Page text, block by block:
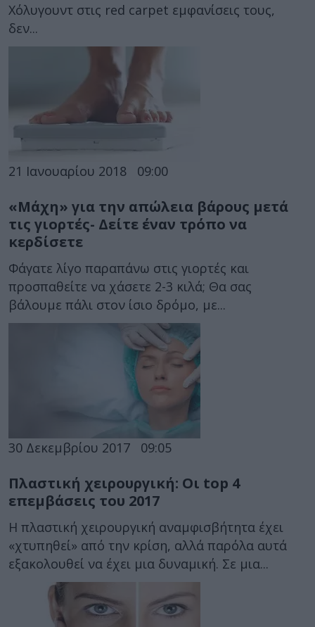
Χόλυγουντ στις red carpet εμφανίσεις τους,
δεν...
21 Ιανουαρίου 2018 09:00
«Μάχη» για την απώλεια βάρους μετά
τις γιορτές- Δείτε έναν τρόπο να
κερδίσετε
Φάγατε λίγο παραπάνω στις γιορτές και
προσπαθείτε να χάσετε 2-3 κιλά; Θα σας
βάλουμε πάλι στον ίσιο δρόμο, με...
30 Δεκεμβρίου 2017 09:05
Πλαστική χειρουργική: Οι top 4
επεμβάσεις του 2017
Η πλαστική χειρουργική αναμφισβήτητα έχει
«χτυπηθεί» από την κρίση, αλλά παρόλα αυτά
εξακολουθεί να έχει μια δυναμική. Σε μια...